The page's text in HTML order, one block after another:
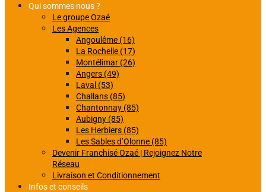
Qui sommes nous ?
Le groupe Ozaé
Les Agences
Angoulême (16)
La Rochelle (17)
Montélimar (26)
Angers (49)
Laval (53)
Challans (85)
Chantonnay (85)
Aubigny (85)
Les Herbiers (85)
Les Sables d’Olonne (85)
Devenir Franchisé Ozaé | Rejoignez Notre
Réseau
Livraison et Conditionnement
Infos et conseils